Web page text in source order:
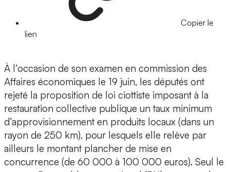
Copier le
lien
À l’occasion de son examen en commission des
Affaires économiques le 19 juin, les députés ont
rejeté la proposition de loi ciottiste imposant à la
restauration collective publique un taux minimum
d’approvisionnement en produits locaux (dans un
rayon de 250 km), pour lesquels elle relève par
ailleurs le montant plancher de mise en
concurrence (de 60 000 à 100 000 euros). Seul le